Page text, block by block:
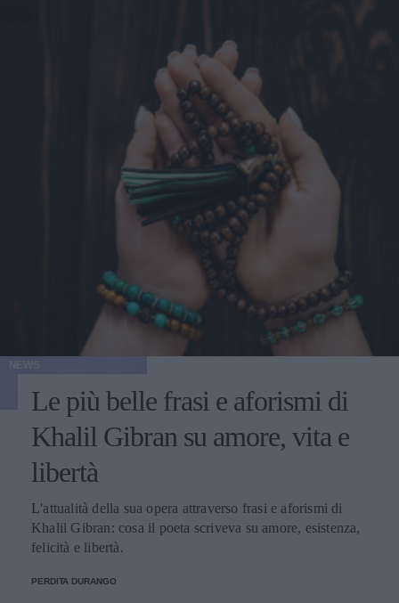
Le più belle frasi e aforismi di
Khalil Gibran su amore, vita e
libertà
L'attualità della sua opera attraverso frasi e aforismi di
Khalil Gibran: cosa il poeta scriveva su amore, esistenza,
felicità e libertà.
PERDITA DURANGO